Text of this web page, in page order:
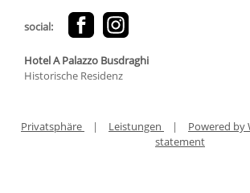
social:
Hotel A Palazzo Busdraghi
Historische Residenz
Privatsphäre | Leistungen | Powered by
statement